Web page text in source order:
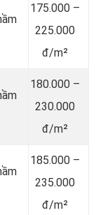
175.000 –
225.000
đ/m²
180.000 –
230.000
đ/m²
185.000 –
235.000
đ/m²